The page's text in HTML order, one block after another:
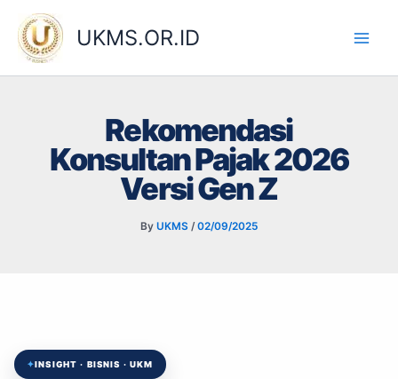
content
UKMS.OR.ID
Rekomendasi
Konsultan Pajak 2026
Versi Gen Z
By UKMS /02/09/2025
✦INSIGHT · BISNIS · UKM